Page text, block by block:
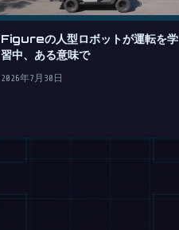
Figureの人型ロボットが運転を学
習中、ある意味で
2026年7月30日